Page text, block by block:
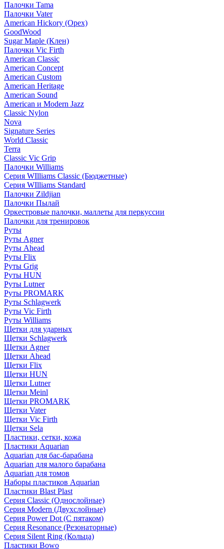
Палочки Tama
Палочки Vater
American Hickory (Орех)
GoodWood
Sugar Maple (Клен)
Палочки Vic Firth
American Classic
American Concept
American Custom
American Heritage
American Sound
American и Modern Jazz
Classic Nylon
Nova
Signature Series
World Classic
Terra
Classic Vic Grip
Палочки Williams
Серия WIlliams Classic (Бюджетные)
Серия WIlliams Standard
Палочки Zildjian
Палочки Пылай
Оркестровые палочки, маллеты для перкуссии
Палочки для тренировок
Руты
Руты Agner
Руты Ahead
Руты Flix
Руты Grig
Руты HUN
Руты Lutner
Руты PROMARK
Руты Schlagwerk
Руты Vic Firth
Руты Williams
Щетки для ударных
Щетки Schlagwerk
Щетки Agner
Щетки Ahead
Щетки Flix
Щетки HUN
Щетки Lutner
Щетки Meinl
Щетки PROMARK
Щетки Vater
Щетки Vic Firth
Щетки Sela
Пластики, сетки, кожа
Пластики Aquarian
Aquarian для бас-барабана
Aquarian для малого барабана
Aquarian для томов
Наборы пластиков Aquarian
Пластики Blast Plast
Серия Classic (Однослойные)
Серия Modern (Двухслойные)
Серия Power Dot (С пятаком)
Серия Resonance (Резонаторные)
Серия Silent Ring (Кольца)
Пластики Bowo